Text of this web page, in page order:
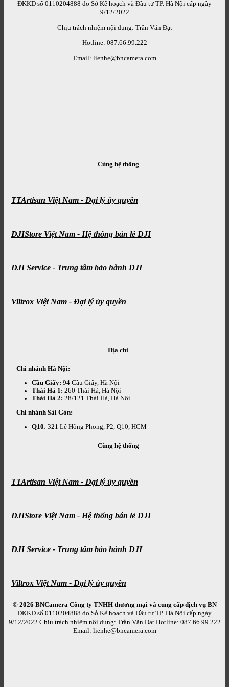
ĐKKD số 0110204888 do Sở Kế hoạch và Đầu tư TP. Hà Nội cấp ngày
9/12/2022
Chịu trách nhiệm nội dung: Trần Văn Đạt
Hotline: 087.66.99.222
Email: lienhe@bncamera.com
Cùng hệ thống
TTArtisan Việt Nam - Đại lý ủy quyền
DJIStore Việt Nam - Hệ thống bán lẻ DJI
DJI Service - Trung tâm bảo hành DJI
Viltrox Việt Nam - Đại lý ủy quyền
Địa chỉ
Chi nhánh Hà Nội:
Cầu Giấy: 94 Cầu Giấy, Hà Nội
Thái Hà 1: 260 Thái Hà, Hà Nội
Thái Hà 2: 28/121 Thái Hà, Hà Nội
Chi nhánh Sài Gòn:
Q10: 321 Lê Hồng Phong, P2, Q10, HCM
Cùng hệ thống
TTArtisan Việt Nam - Đại lý ủy quyền
DJIStore Việt Nam - Hệ thống bán lẻ DJI
DJI Service - Trung tâm bảo hành DJI
Viltrox Việt Nam - Đại lý ủy quyền
© 2026 BNCamera Công ty TNHH thương mại và cung cấp dịch vụ BN
ĐKKD số 0110204888 do Sở Kế hoạch và Đầu tư TP. Hà Nội cấp ngày
9/12/2022 Chịu trách nhiệm nội dung: Trần Văn Đạt Hotline: 087.66.99.222
Email: lienhe@bncamera.com